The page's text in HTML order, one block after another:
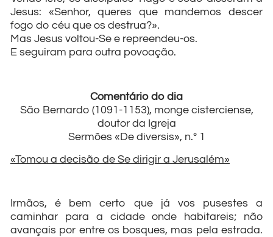
Jesus: «Senhor, queres que mandemos descer
fogo do céu que os destrua?».
Mas Jesus voltou-Se e repreendeu-os.
E seguiram para outra povoação.
Comentário do dia
São Bernardo (1091-1153), monge cisterciense,
doutor da Igreja
Sermões «De diversis», n.º 1
«Tomou a decisão de Se dirigir a Jerusalém»
Irmãos, é bem certo que já vos pusestes a
caminhar para a cidade onde habitareis; não
avançais por entre os bosques, mas pela estrada.